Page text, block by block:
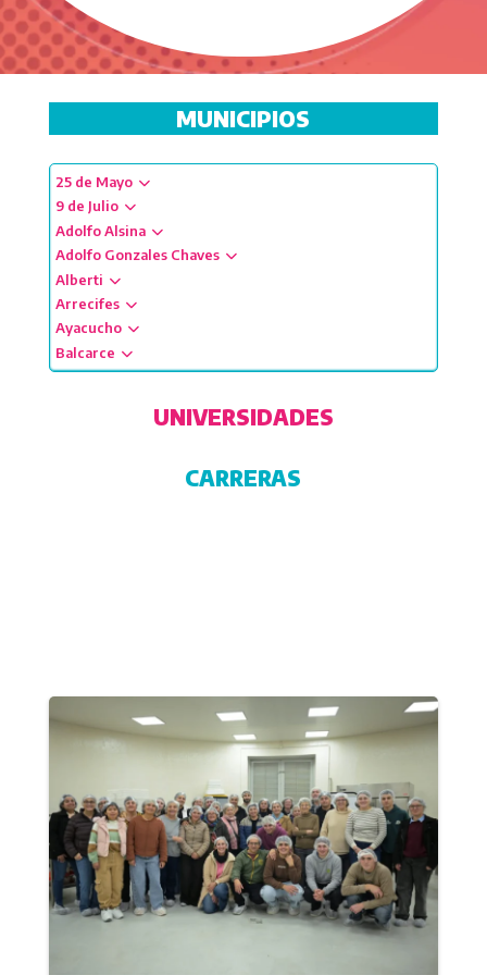
MUNICIPIOS
25 de Mayo
9 de Julio
Adolfo Alsina
Adolfo Gonzales Chaves
Alberti
Arrecifes
Ayacucho
Balcarce
Baradero
Coronel Dorrego
Coronel Pringles
Coronel Rosales
Daireaux
Dolores
Escobar
Exaltación de la Cruz
General Alvarado
General Alvear
UNIVERSIDADES
CARRERAS